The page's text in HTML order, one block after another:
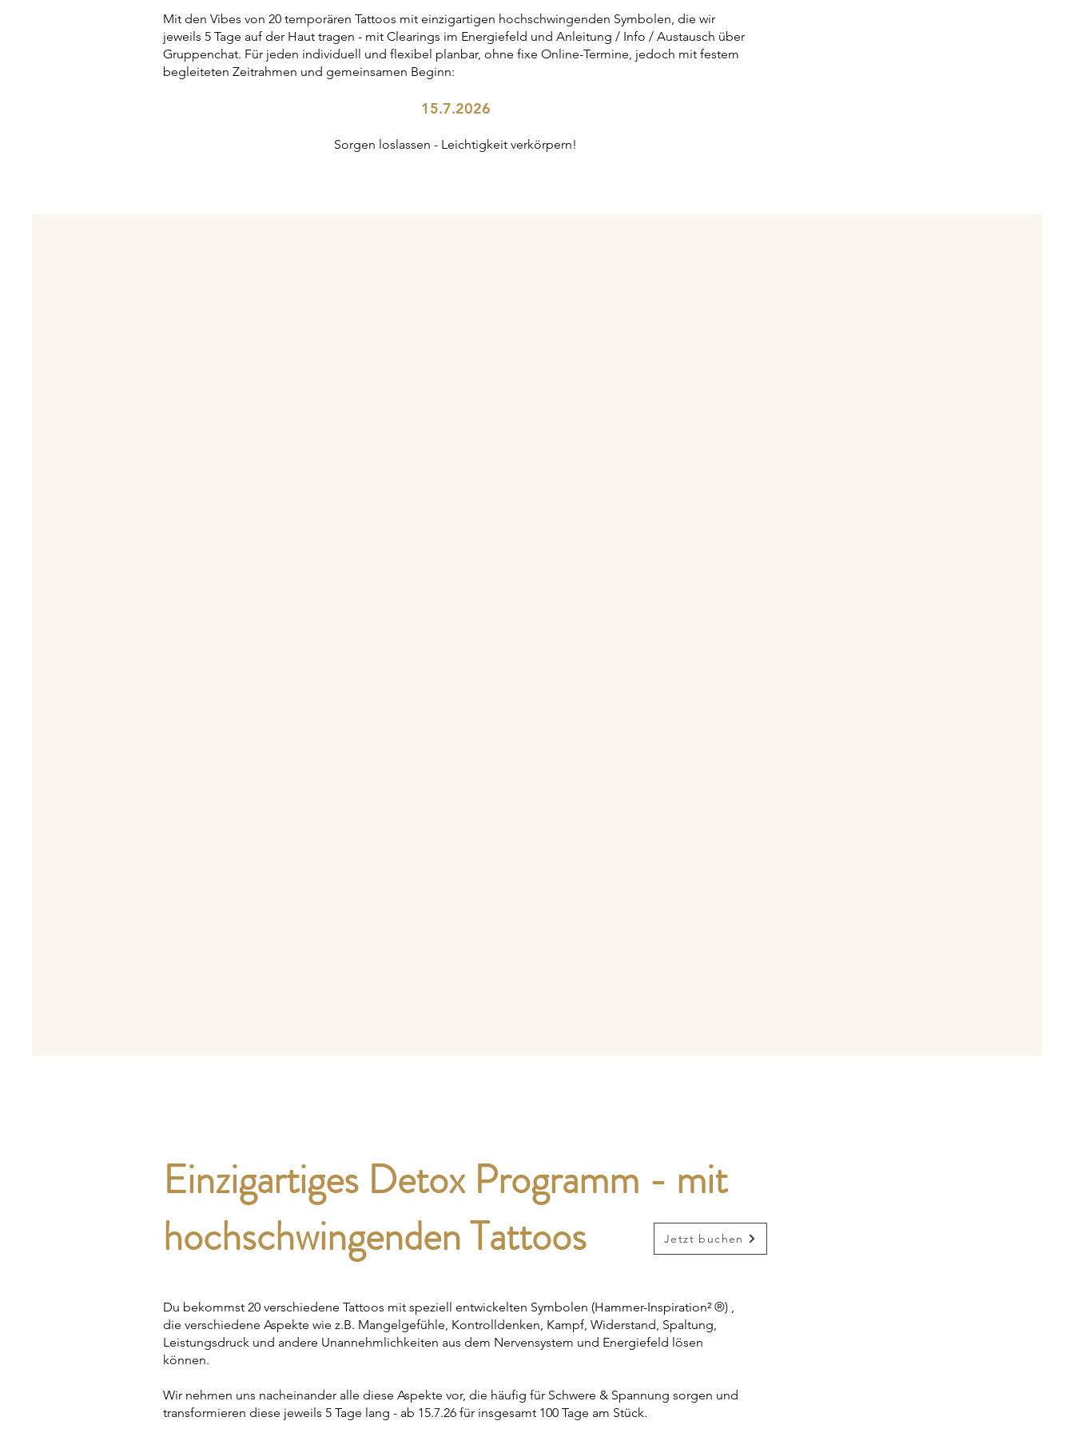
Mit den Vibes von 20 temporären Tattoos mit einzigartigen hochschwingenden Symbolen, die wir
jeweils 5 Tage auf der Haut tragen - mit Clearings im Energiefeld und Anleitung / Info / Austausch über
Gruppenchat. Für jeden individuell und flexibel planbar, ohne fixe Online-Termine, jedoch mit festem
begleiteten Zeitrahmen und gemeinsamen Beginn:
15.7.2026
Sorgen loslassen - Leichtigkeit verkörpern!
Einzigartiges Detox Programm - mit
hochschwingenden Tattoos
Jetzt buchen
Du bekommst 20 verschiedene Tattoos mit speziell entwickelten Symbolen (Hammer-Inspiration² ®) ,
die verschiedene Aspekte wie z.B. Mangelgefühle, Kontrolldenken, Kampf, Widerstand, Spaltung,
Leistungsdruck und andere Unannehmlichkeiten aus dem Nervensystem und Energiefeld lösen
können.
Wir nehmen uns nacheinander alle diese Aspekte vor, die häufig für Schwere & Spannung sorgen und
transformieren diese jeweils 5 Tage lang - ab 15.7.26 für insgesamt 100 Tage am Stück.